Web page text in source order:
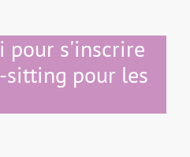
pour s'inscrire
sitting pour les